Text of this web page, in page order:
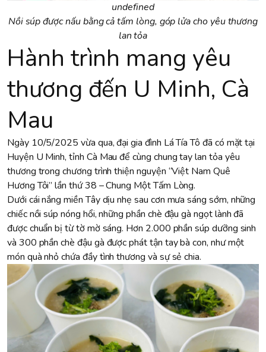
undefined
Nồi súp được nấu bằng cả tấm lòng, góp lửa cho yêu thương
lan tỏa
Hành trình mang yêu
thương đến U Minh, Cà
Mau
Ngày 10/5/2025 vừa qua, đại gia đình Lá Tía Tô đã có mặt tại
Huyện U Minh, tỉnh Cà Mau để cùng chung tay lan tỏa yêu
thương trong chương trình thiện nguyện “Việt Nam Quê
Hương Tôi” lần thứ 38 – Chung Một Tấm Lòng.
Dưới cái nắng miền Tây dịu nhẹ sau cơn mưa sáng sớm, những
chiếc nồi súp nóng hổi, những phần chè đậu gà ngọt lành đã
được chuẩn bị từ tờ mờ sáng. Hơn 2.000 phần súp dưỡng sinh
và 300 phần chè đậu gà được phát tận tay bà con, như một
món quà nhỏ chứa đầy tình thương và sự sẻ chia.